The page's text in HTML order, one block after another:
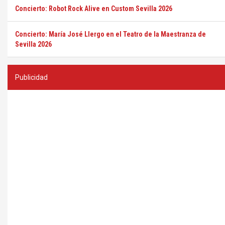
Concierto: Robot Rock Alive en Custom Sevilla 2026
Concierto: María José Llergo en el Teatro de la Maestranza de
Sevilla 2026
Publicidad